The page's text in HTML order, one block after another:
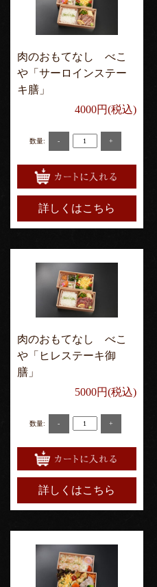
肉のおもてなし べこ
や「サーロインステー
キ膳」
4000円(税込)
数量: - +
詳しくはこちら
肉のおもてなし べこ
や「ヒレステーキ御
膳」
5000円(税込)
数量: - +
詳しくはこちら